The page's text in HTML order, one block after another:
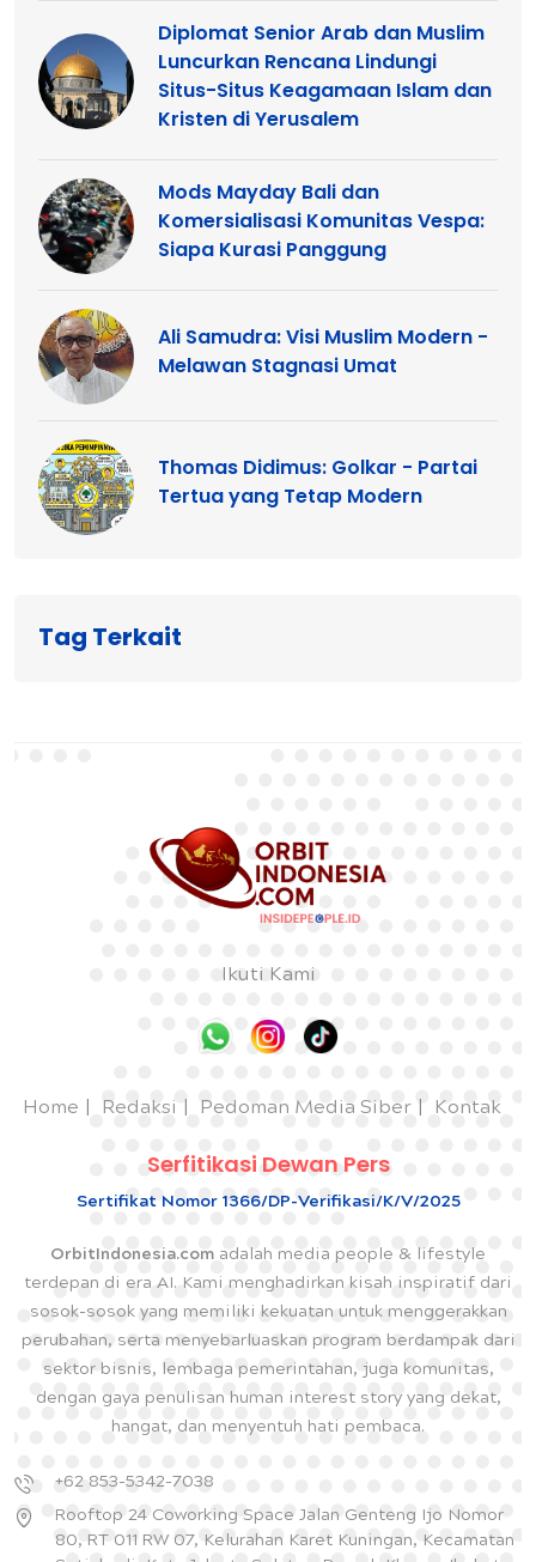
Diplomat Senior Arab dan Muslim
Luncurkan Rencana Lindungi
Situs-Situs Keagamaan Islam dan
Kristen di Yerusalem
Mods Mayday Bali dan
Komersialisasi Komunitas Vespa:
Siapa Kurasi Panggung
Ali Samudra: Visi Muslim Modern -
Melawan Stagnasi Umat
Thomas Didimus: Golkar - Partai
Tertua yang Tetap Modern
Tag Terkait
Ikuti Kami
Home Redaksi Pedoman Media Siber Kontak
Serfitikasi Dewan Pers
Sertifikat Nomor 1366/DP-Verifikasi/K/V/2025
OrbitIndonesia.com adalah media people & lifestyle
terdepan di era AI. Kami menghadirkan kisah inspiratif dari
sosok-sosok yang memiliki kekuatan untuk menggerakkan
perubahan, serta menyebarluaskan program berdampak dari
sektor bisnis, lembaga pemerintahan, juga komunitas,
dengan gaya penulisan human interest story yang dekat,
hangat, dan menyentuh hati pembaca.
+62 853-5342-7038
Rooftop 24 Coworking Space Jalan Genteng Ijo Nomor
80, RT 011 RW 07, Kelurahan Karet Kuningan, Kecamatan